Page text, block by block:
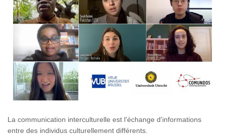
La communication interculturelle est l'échange d'informations
entre des individus culturellement différents.